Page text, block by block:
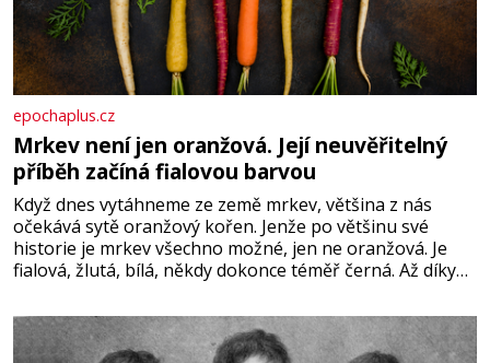
epochaplus.cz
Mrkev není jen oranžová. Její neuvěřitelný
příběh začíná fialovou barvou
Když dnes vytáhneme ze země mrkev, většina z nás
očekává sytě oranžový kořen. Jenže po většinu své
historie je mrkev všechno možné, jen ne oranžová. Je
fialová, žlutá, bílá, někdy dokonce téměř černá. Až díky
bez které si českou zahradu ani nedokážeme představit.
Její příběh je